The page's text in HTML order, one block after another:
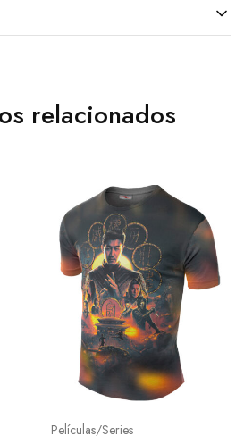
relacionados
Películas/Series